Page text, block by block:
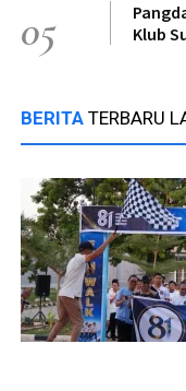
05
Klub
BERITA TERBARU